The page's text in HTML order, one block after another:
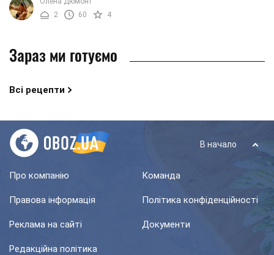
2
60 4
Зараз ми готуємо
Всі рецепти
В начало
Про компанію Команда
Правова інформація Політика конфіденційності
Реклама на сайті Документи
Редакційна політика